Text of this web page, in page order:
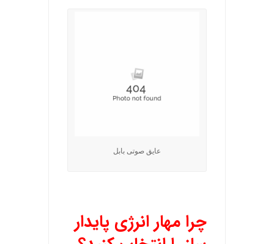
عایق صوتی بابل
چرا مهار انرژی پایدار